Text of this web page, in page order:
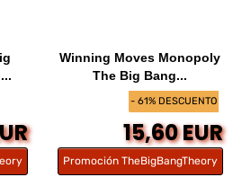
- 61% DESCUENTO
Winning Moves Monopoly
The Big Bang...
15,60 EUR
Promoción TheBigBangTheory